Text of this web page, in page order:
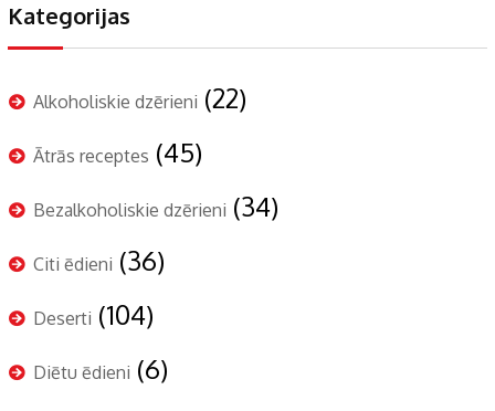
Kategorijas
Alkoholiskie dzērieni (22)
Ātrās receptes (45)
Bezalkoholiskie dzērieni (34)
Citi ēdieni (36)
Deserti (104)
Diētu ēdieni (6)